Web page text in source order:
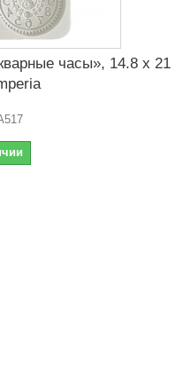
часы», 14.8 x 21